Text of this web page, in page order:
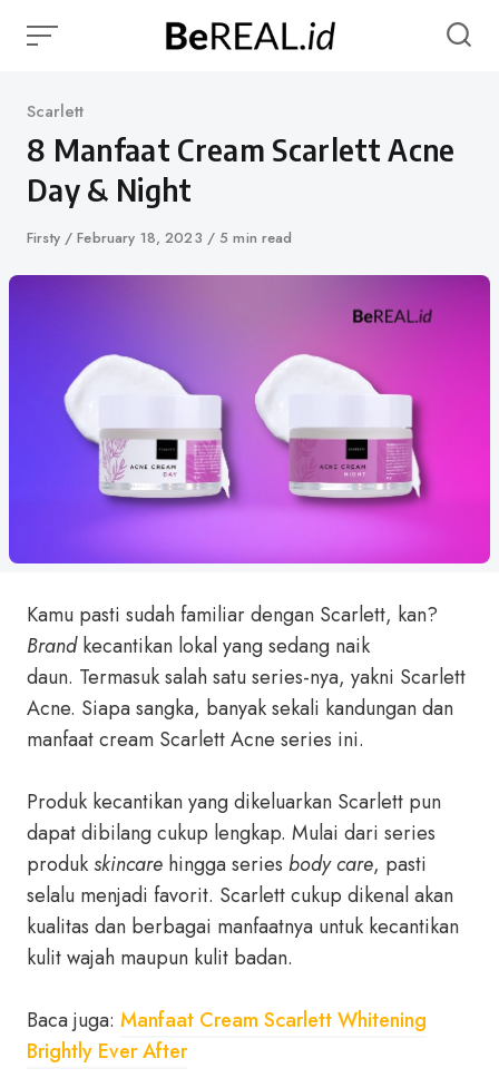
Category
Scarlett
8 Manfaat Cream Scarlett Acne
Day & Night
Author
Firsty
Published
February 18, 2023 5 min read
Kamu pasti sudah familiar dengan Scarlett, kan?
Brandkecantikan lokal yang sedang naik
daun. Termasuk salah satu series-nya, yakni Scarlett
Acne. Siapa sangka, banyak sekali kandungan dan
manfaat cream Scarlett Acne series ini.
Produk kecantikan yang dikeluarkan Scarlett pun
dapat dibilang cukup lengkap. Mulai dari series
produkskincare hingga series body care, pasti
selalu menjadi favorit. Scarlett cukup dikenal akan
kualitas dan berbagai manfaatnya untuk kecantikan
kulit wajah maupun kulit badan.
Baca juga: Manfaat Cream Scarlett Whitening
Brightly Ever After